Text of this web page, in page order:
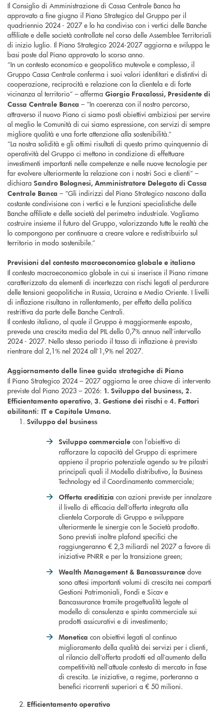
Il Consiglio di Amministrazione di Cassa Centrale Banca ha
approvato a fine giugno il Piano Strategico del Gruppo per il
quadriennio 2024 - 2027 e lo ha condiviso con i vertici delle Banche
affiliate e delle società controllate nel corso delle Assemblee Territoriali
di inizio luglio. Il Piano Strategico 2024-2027 aggiorna e sviluppa le
basi poste dal Piano approvato lo scorso anno.
“In un contesto economico e geopolitico mutevole e complesso, il
Gruppo Cassa Centrale conferma i suoi valori identitari e distintivi di
cooperazione, reciprocità e relazione con la clientela e di forte
vicinanza al territorio” – afferma Giorgio Fracalossi, Presidente di
Cassa Centrale Banca – “In coerenza con il nostro percorso,
attraverso il nuovo Piano ci siamo posti obiettivi ambiziosi per servire
al meglio le Comunità di cui siamo espressione, con servizi di sempre
migliore qualità e una forte attenzione alla sostenibilità.”
“La nostra solidità e gli ottimi risultati di questo primo quinquennio di
operatività del Gruppo ci mettono in condizione di effettuare
investimenti importanti nelle competenze e nelle nuove tecnologie per
far evolvere ulteriormente la relazione con i nostri Soci e clienti” –
dichiara Sandro Bolognesi, Amministratore Delegato di Cassa
Centrale Banca – “Gli indirizzi del Piano Strategico nascono dalla
costante condivisione con i vertici e le funzioni specialistiche delle
Banche affiliate e delle società del perimetro industriale. Vogliamo
costruire insieme il futuro del Gruppo, valorizzando tutte le realtà che
lo compongono per continuare a creare valore e redistribuirlo sul
territorio in modo sostenibile.”
Previsioni del contesto macroeconomico globale e italiano
Il contesto macroeconomico globale in cui si inserisce il Piano rimane
caratterizzato da elementi di incertezza con rischi legati al perdurare
delle tensioni geopolitiche in Russia, Ucraina e Medio Oriente. I livelli
di inflazione risultano in rallentamento, per effetto della politica
restrittiva da parte delle Banche Centrali.
Il contesto italiano, al quale il Gruppo è maggiormente esposto,
prevede una crescita media del PIL dello 0,7% annuo nell’intervallo
2024 - 2027. Nello stesso periodo il tasso di inflazione è previsto
rientrare dal 2,1% nel 2024 all’1,9% nel 2027.
Aggiornamento delle linee guida strategiche di Piano
Il Piano Strategico 2024 – 2027 aggiorna le aree chiave di intervento
previste dal Piano 2023 – 2026: 1. Sviluppo del business, 2.
Efficientamento operativo, 3. Gestione dei rischi e 4. Fattori
abilitanti: IT e Capitale Umano.
Sviluppo del business
Sviluppo commerciale con l’obiettivo di
rafforzare la capacità del Gruppo di esprimere
appieno il proprio potenziale agendo su tre pilastri
principali quali il Modello distributivo, la Business
Technology ed il Coordinamento commerciale;
Offerta creditizia con azioni previste per innalzare
il livello di efficacia dell’offerta integrata alla
clientela Corporate di Gruppo e sviluppare
ulteriormente le sinergie con le Società prodotto.
Sono previsti inoltre plafond specifici che
raggiungeranno € 2,3 miliardi nel 2027 a favore di
iniziative PNRR e per la transizione green;
Wealth Management & Bancassurance dove
sono attesi importanti volumi di crescita nei comparti
Gestioni Patrimoniali, Fondi e Sicav e
Bancassurance tramite progettualità legate al
modello di consulenza e spinta commerciale sui
prodotti assicurativi e di investimento;
Monetica con obiettivi legati al continuo
miglioramento della qualità dei servizi per i clienti,
al rilancio dell’offerta prodotti ed all’aumento della
competitività nell’attuale contesto di mercato in fase
di crescita. Le iniziative, a regime, porteranno a
benefici ricorrenti superiori a € 50 milioni.
Efficientamento operativo